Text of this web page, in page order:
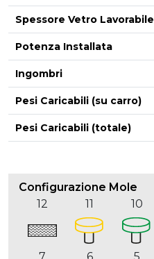
Spessore Vetro Lavorabile
Potenza Installata
Ingombri
Pesi Caricabili (su carro)
Pesi Caricabili (totale)
Configurazione Mole
12
11 10
7 6 5